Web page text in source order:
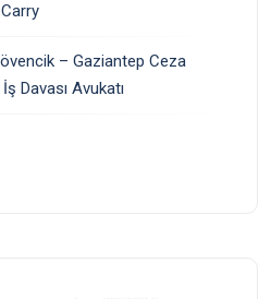
– Gaziantep Ceza
Davası Avukatı